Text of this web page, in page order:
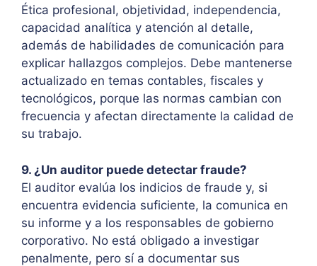
Ética profesional, objetividad, independencia,
capacidad analítica y atención al detalle,
además de habilidades de comunicación para
explicar hallazgos complejos. Debe mantenerse
actualizado en temas contables, fiscales y
tecnológicos, porque las normas cambian con
frecuencia y afectan directamente la calidad de
su trabajo.
9. ¿Un auditor puede detectar fraude?
El auditor evalúa los indicios de fraude y, si
encuentra evidencia suficiente, la comunica en
su informe y a los responsables de gobierno
corporativo. No está obligado a investigar
penalmente, pero sí a documentar sus